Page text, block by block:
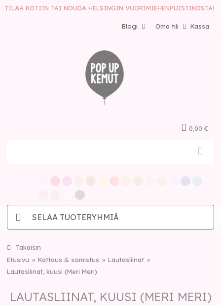
TILAA KOTIIN TAI NOUDA HELSINGIN VUORIMIEHENPUISTIKOSTA!
Kassa
Oma tili
Blogi
0,00 €
SELAA TUOTERYHMIÄ
Takaisin
Etusivu
Kattaus & somistus
Lautasliinat
Lautasliinat, kuusi (Meri Meri)
LAUTASLIINAT, KUUSI (MERI MERI)